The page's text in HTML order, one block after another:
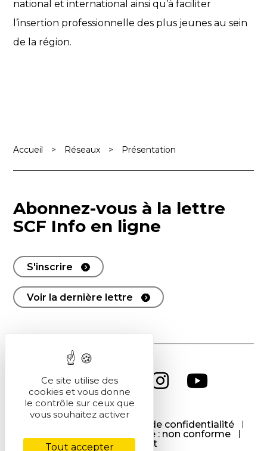
national et international ainsi qu’à faciliter
l’insertion professionnelle des plus jeunes au sein
de la région.
Accueil > Réseaux > Présentation
Abonnez-vous à la lettre
SCF Info en ligne
S'inscrire
Voir la dernière lettre
Politique de confidentialité
Accessibilité : non conforme
Contact
Ce site utilise des
cookies et vous donne
le contrôle sur ceux que
vous souhaitez activer
Tout accepter